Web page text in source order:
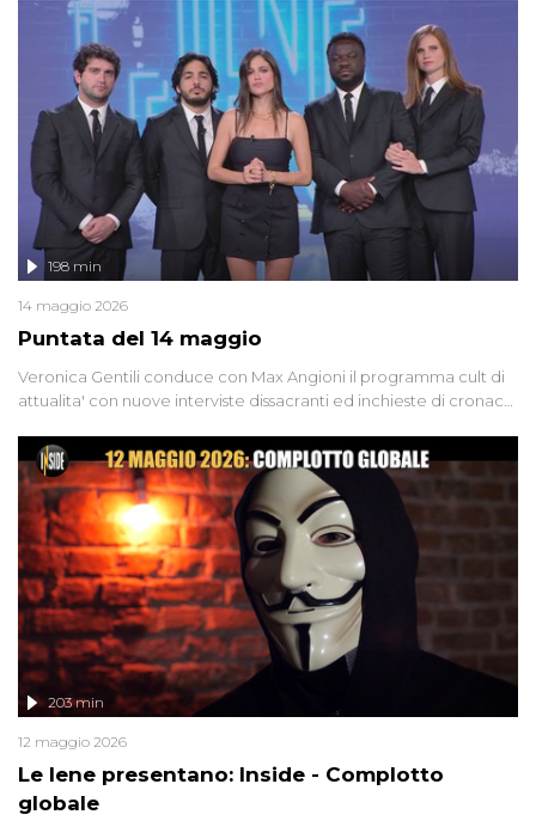
'90 e il 2000 che, inquietantemente, potrebbe essere ancora in
libertà. Lo speciale affronta inoltre le zone d'ombra sul Mostro di
Firenze, le cui responsabilità appaiono ancora oggi avvolte in un
groviglio di dubbi mai chiariti. Nel corso dello speciale anche
l'intervista inedita a Olindo Romano, realizzata ne...
Puntata del 14 maggio
198 min
14 maggio 2026
Veronica Gentili conduce con Max Angioni il programma cult di
attualita' con nuove interviste dissacranti ed inchieste di cronaca
Le Iene presentano: Inside - Complotto
globale
203 min
12 maggio 2026